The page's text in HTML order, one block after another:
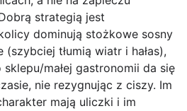
strategią jest
dominują stożkowe sosny
(szybciej tłumią wiatr i hałas),
małej gastronomii da się
nie rezygnując z ciszy. Im
mają uliczki i im